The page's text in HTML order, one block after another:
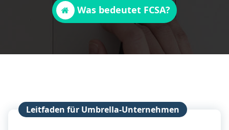
Was bedeutet FCSA?
Leitfaden für Umbrella-Unternehmen